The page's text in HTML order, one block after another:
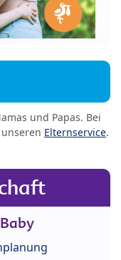
und Papas. Bei
Elternservice.